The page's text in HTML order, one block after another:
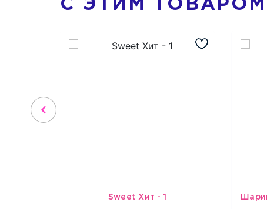
С ЭТИМ ТОВАРОМ
Sweet Хит - 1
3659